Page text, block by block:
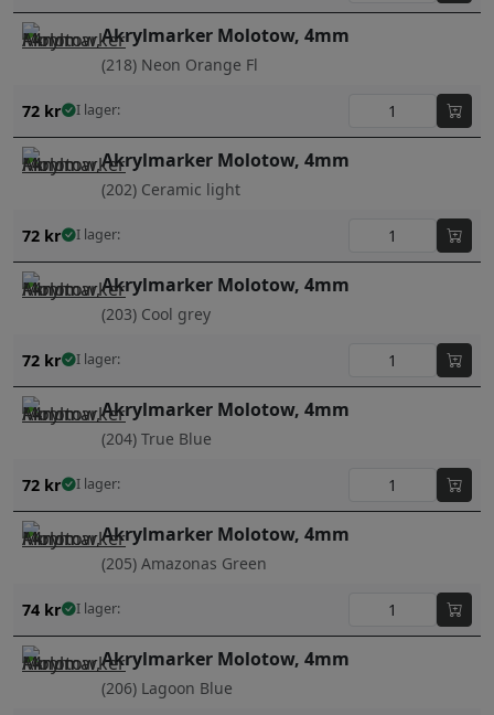
Akrylmarker Molotow, 4mm
(218) Neon Orange Fl
72 kr I lager:
Akrylmarker Molotow, 4mm
(202) Ceramic light
72 kr I lager:
Akrylmarker Molotow, 4mm
(203) Cool grey
72 kr I lager:
Akrylmarker Molotow, 4mm
(204) True Blue
72 kr I lager:
Akrylmarker Molotow, 4mm
(205) Amazonas Green
74 kr I lager:
Akrylmarker Molotow, 4mm
(206) Lagoon Blue